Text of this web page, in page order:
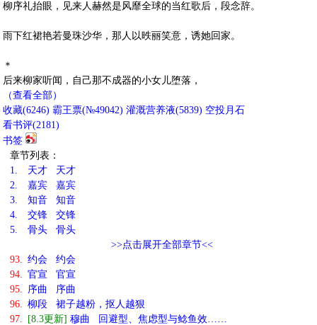
柳序礼抬眼，见来人赫然是风靡全球的当红歌后，段念辞。
雨下红裙艳若曼珠沙华，那人以昳丽笑意，诱她回家。
＊
后来柳家听闻，自己那不成器的小女儿堕落，
（查看全部）
收藏(6246) 霸王票(№49042) 灌溉营养液(5839) 空投月石
看书评(2181)
书签
章节列表：
1.
天才 天才
2.
嘉宾 嘉宾
3.
知音 知音
4.
交锋 交锋
5.
骨头 骨头
>>点击展开全部章节<<
93. 约会 约会
94. 官宣 官宣
95. 序曲 序曲
96. 柳段 裙子越粉，抠人越狠
97.
[8.3更新] 穆曲 回避型、焦虑型与鲶鱼效……